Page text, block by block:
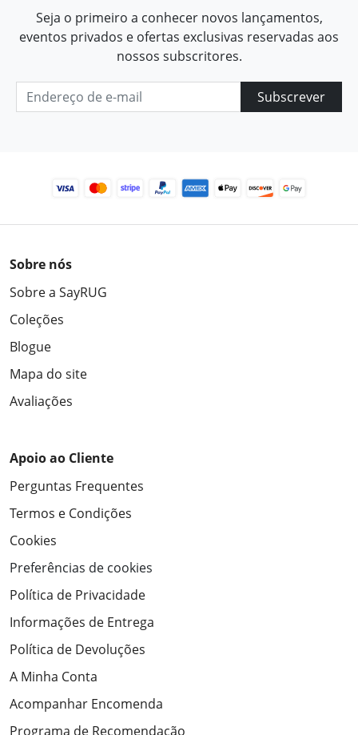
Seja o primeiro a conhecer novos lançamentos,
eventos privados e ofertas exclusivas reservadas aos
nossos subscritores.
Subscrever
Sobre nós
Sobre a SayRUG
Coleções
Blogue
Mapa do site
Avaliações
Apoio ao Cliente
Perguntas Frequentes
Termos e Condições
Cookies
Preferências de cookies
Política de Privacidade
Informações de Entrega
Política de Devoluções
A Minha Conta
Acompanhar Encomenda
Programa de Recomendação